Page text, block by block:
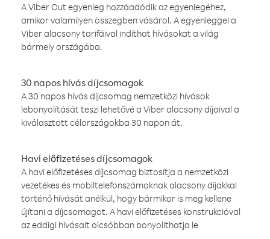
A Viber Out egyenleg hozzáadódik az egyenlegéhez,
amikor valamilyen összegben vásárol. A egyenleggel a
Viber alacsony tarifáival indíthat hívásokat a világ
bármely országába.
30 napos hívás díjcsomagok
A 30 napos hívás díjcsomag nemzetközi hívások
lebonyolítását teszi lehetővé a Viber alacsony díjaival a
kiválasztott célországokba 30 napon át.
Havi előfizetéses díjcsomagok
A havi előfizetéses díjcsomag biztosítja a nemzetközi
vezetékes és mobiltelefonszámoknak alacsony díjakkal
történő hívását anélkül, hogy bármikor is meg kellene
újítani a díjcsomagot. A havi előfizetéses konstrukcióval
az eddigi hívásait olcsóbban bonyolíthatja le